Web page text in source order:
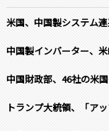
米国、中国製システム
中国製インバーター、
中国財政部、46社の米
トランプ大統領、「ア